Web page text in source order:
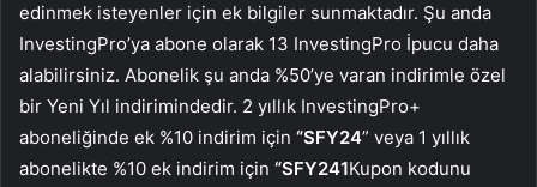
edinmek isteyenler için ek bilgiler sunmaktadır. Şu anda
InvestingPro’ya abone olarak 13 InvestingPro İpucu daha
alabilirsiniz. Abonelik şu anda %50’ye varan indirimle özel
bir Yeni Yıl indirimindedir. 2 yıllık InvestingPro+
aboneliğinde ek %10 indirim için “SFY24” veya 1 yıllık
abonelikte %10 ek indirim için “SFY241Kupon kodunu